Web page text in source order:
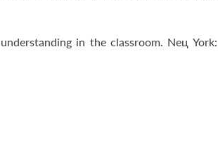
in the classroom. Neц York: